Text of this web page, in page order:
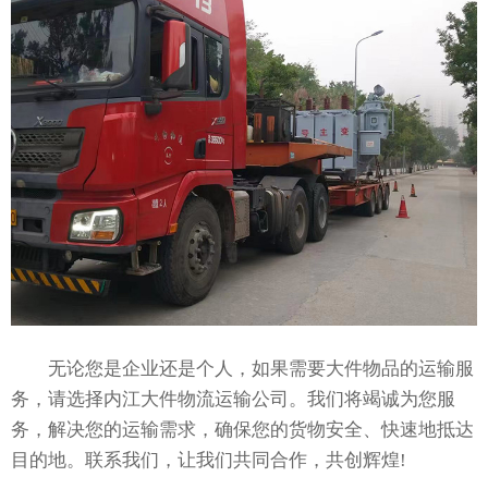
无论您是企业还是个人，如果需要大件物品的运输服
务，请选择内江大件物流运输公司。我们将竭诚为您服
务，解决您的运输需求，确保您的货物安全、快速地抵达
目的地。联系我们，让我们共同合作，共创辉煌!